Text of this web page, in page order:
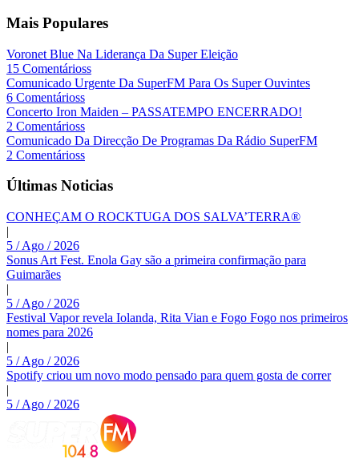
Mais Populares
Voronet Blue Na Liderança Da Super Eleição
15 Comentárioss
Comunicado Urgente Da SuperFM Para Os Super Ouvintes
6 Comentárioss
Concerto Iron Maiden – PASSATEMPO ENCERRADO!
2 Comentárioss
Comunicado Da Direcção De Programas Da Rádio SuperFM
2 Comentárioss
Últimas Noticias
CONHEÇAM O ROCKTUGA DOS SALVA’TERRA®
|
5 / Ago / 2026
Sonus Art Fest. Enola Gay são a primeira confirmação para
Guimarães
|
5 / Ago / 2026
Festival Vapor revela Iolanda, Rita Vian e Fogo Fogo nos primeiros
nomes para 2026
|
5 / Ago / 2026
Spotify criou um novo modo pensado para quem gosta de correr
|
5 / Ago / 2026